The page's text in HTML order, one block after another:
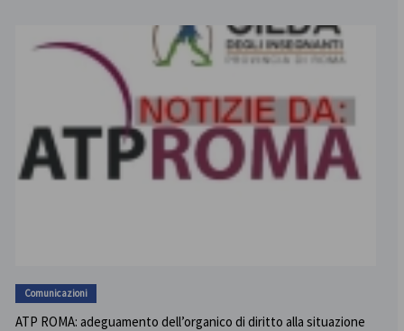
Comunicazioni
ATP ROMA: adeguamento dell’organico di diritto alla situazione